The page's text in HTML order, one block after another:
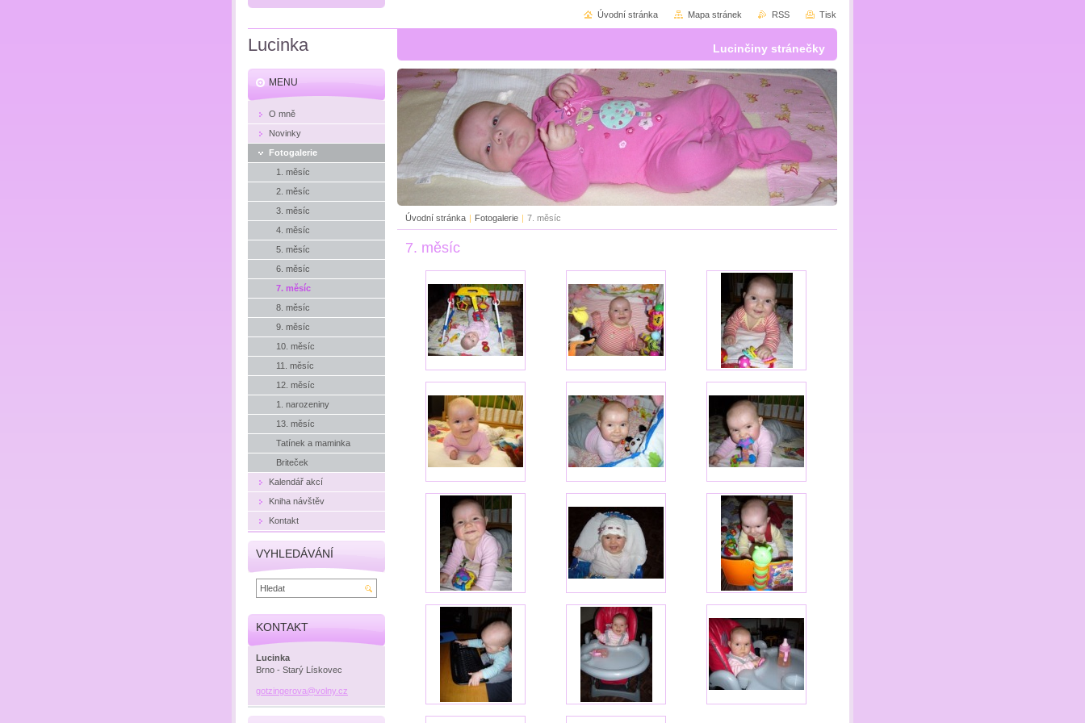
Lucinka Lucinčiny stránečky
Úvodní stránka | Fotogalerie | 7. měsíc
7. měsíc
MENU
O mně
Novinky
Fotogalerie
1. měsíc
2. měsíc
3. měsíc
4. měsíc
5. měsíc
6. měsíc
7. měsíc
8. měsíc
9. měsíc
10. měsíc
11. měsíc
12. měsíc
1. narozeniny
13. měsíc
Tatínek a maminka
Briteček
Kalendář akcí
Kniha návštěv
Kontakt
VYHLEDÁVÁNÍ
KONTAKT
Lucinka
Brno - Starý Lískovec
gotzingerova@volny.cz
Úvodní stránka Mapa stránek RSS Tisk